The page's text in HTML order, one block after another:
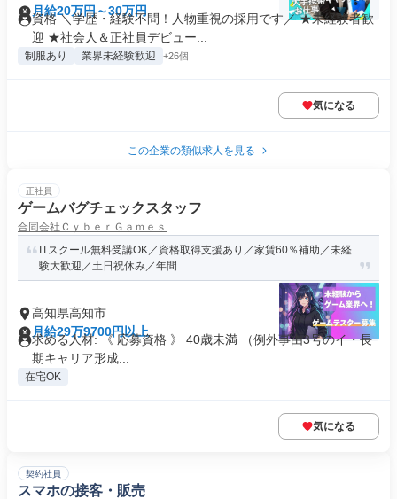
月給20万円～30万円
資格 ＼学歴・経験不問！人物重視の採用です／ ★未経験者歓
迎 ★社会人＆正社員デビュー...
制服あり 業界未経験歓迎 +26個
気になる
この企業の類似求人を見る
正社員
ゲームバグチェックスタッフ
合同会社ＣｙｂｅｒＧａｍｅｓ
ITスクール無料受講OK／資格取得支援あり／家賃60％補助／未経
験大歓迎／土日祝休み／年間...
高知県高知市
月給29万9700円以上
求める人材: 《 応募資格 》 40歳未満 （例外事由3号のイ・長
期キャリア形成...
在宅OK
気になる
契約社員
スマホの接客・販売